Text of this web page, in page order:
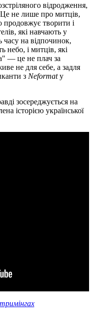
відродження,
Це не лише про митців,
продовжує творити і
які навчають у
часу на відпочинок,
небо, і митців, які
— це не плач за
не для себе, а задля
з Neformatу
зосереджується на
історією української